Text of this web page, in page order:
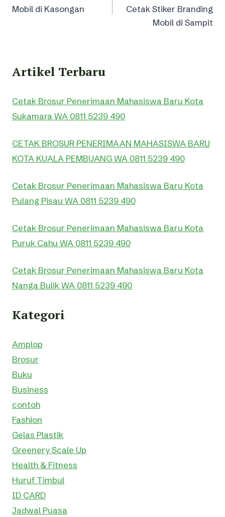
Mobil di Kasongan
Cetak Stiker Branding
Mobil di Sampit
Artikel Terbaru
Cetak Brosur Penerimaan Mahasiswa Baru Kota
Sukamara WA 0811 5239 490
CETAK BROSUR PENERIMAAN MAHASISWA BARU
KOTA KUALA PEMBUANG WA 0811 5239 490
Cetak Brosur Penerimaan Mahasiswa Baru Kota
Pulang Pisau WA 0811 5239 490
Cetak Brosur Penerimaan Mahasiswa Baru Kota
Puruk Cahu WA 0811 5239 490
Cetak Brosur Penerimaan Mahasiswa Baru Kota
Nanga Bulik WA 0811 5239 490
Kategori
Amplop
Brosur
Buku
Business
contoh
Fashion
Gelas Plastik
Greenery Scale Up
Health & Fitness
Huruf Timbul
ID CARD
Jadwal Puasa